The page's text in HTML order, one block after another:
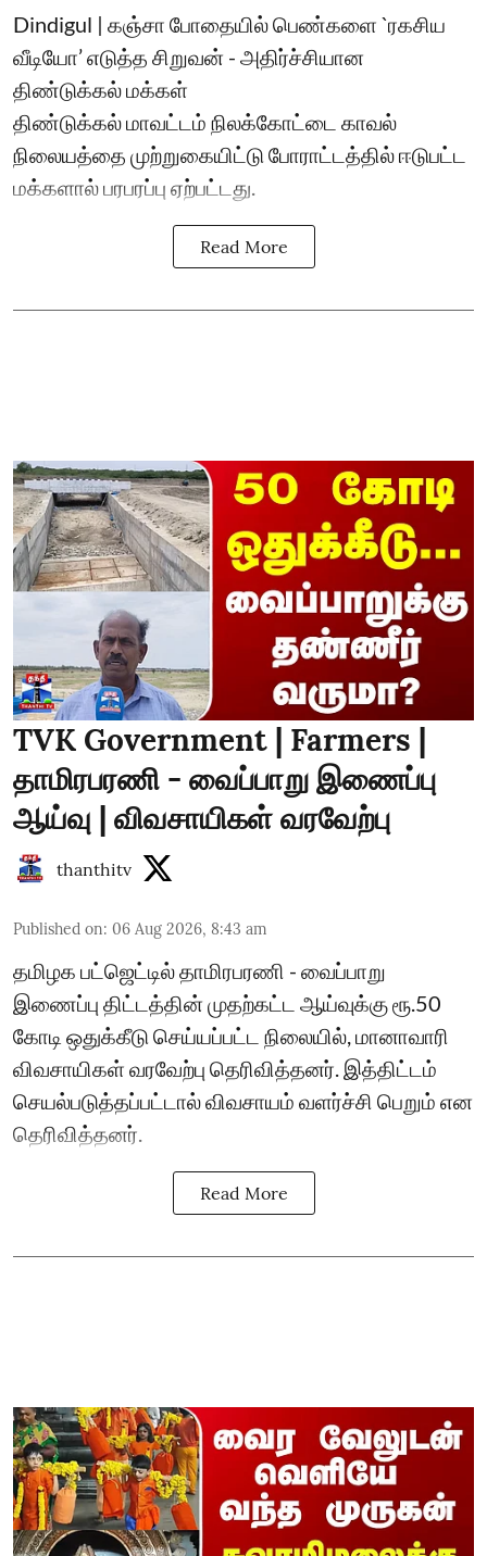
Dindigul | கஞ்சா போதையில் பெண்களை `ரகசிய
வீடியோ’ எடுத்த சிறுவன் - அதிர்ச்சியான
திண்டுக்கல் மக்கள்
திண்டுக்கல் மாவட்டம் நிலக்கோட்டை காவல்
நிலையத்தை முற்றுகையிட்டு போராட்டத்தில் ஈடுபட்ட
மக்களால் பரபரப்பு ஏற்பட்டது.
Read More
TVK Government | Farmers |
தாமிரபரணி - வைப்பாறு இணைப்பு
ஆய்வு | விவசாயிகள் வரவேற்பு
thanthitv
Published on: 06 Aug 2026, 8:43 am
தமிழக பட்ஜெட்டில் தாமிரபரணி - வைப்பாறு
இணைப்பு திட்டத்தின் முதற்கட்ட ஆய்வுக்கு ரூ.50
கோடி ஒதுக்கீடு செய்யப்பட்ட நிலையில், மானாவாரி
விவசாயிகள் வரவேற்பு தெரிவித்தனர். இத்திட்டம்
செயல்படுத்தப்பட்டால் விவசாயம் வளர்ச்சி பெறும் என
தெரிவித்தனர்.
Read More